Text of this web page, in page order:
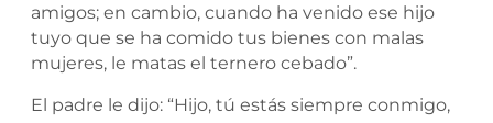
amigos; en cambio, cuando ha venido ese hijo
tuyo que se ha comido tus bienes con malas
mujeres, le matas el ternero cebado”.
El padre le dijo: “Hijo, tú estás siempre conmigo,